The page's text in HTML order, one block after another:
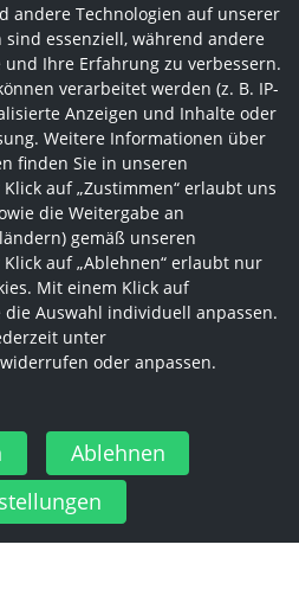
andere Technologien auf unserer
essenziell, während andere
Ihre Erfahrung zu verbessern.
verarbeitet werden (z. B. IP-
Anzeigen und Inhalte oder
Weitere Informationen über
finden Sie in unseren
Klick auf „Zustimmen“ erlaubt uns
die Weitergabe an
gemäß unseren
auf „Ablehnen“ erlaubt nur
Mit einem Klick auf
die Auswahl individuell anpassen.
unter
oder anpassen.
Ablehnen